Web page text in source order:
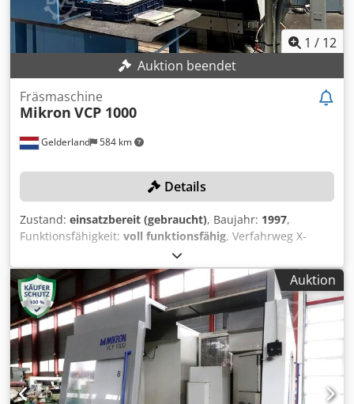
1 / 12
Auktion beendet
Gelderland 584 km
Fräsmaschine
Mikron VCP 1000
Details
Zustand: einsatzbereit (gebraucht), Baujahr: 1997,
Funktionsfähigkeit: voll funktionsfähig, Verfahrweg X-
, Verfahrweg Y-Achse:
Verfahrweg Z-Achse:750 mm, Spindeldrehzahl (max.):
12’000 U/min , Anzahl der Achsen:3, TECHNISCHE DETAILS
Verfahrweg X-Achse: 1.000 mm Verfahrweg Y-Achse: 750
mm Verfahrweg Z-Achse: 750 mm Werkzeugaufnahme:
ISO40 Max. Spindeldrehzahl: 12.000 U/min MASCHINEN-
DETAILS Ansteuerung: CNC Leistung: 22,0 kW Anzahl
Achsen: 3 Dsdpfx Ajy Rxqvoi Tekr Gewicht: 10.500 kg
Auktion